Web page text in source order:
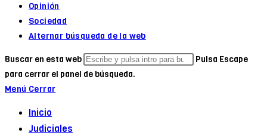
Opinión
Sociedad
Alternar búsqueda de la web
Buscar en esta web
Pulsa Escape
para cerrar el panel de búsqueda.
Menú Cerrar
Inicio
Judiciales